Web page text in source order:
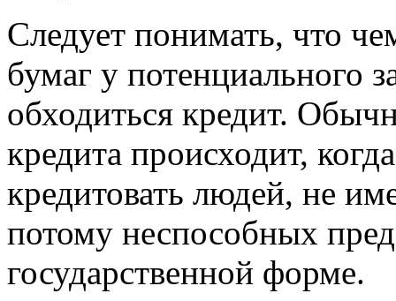
Следует понимать, что
бумаг у потенциального
обходиться кредит.
кредита происходит,
кредитовать людей, не
потому неспособных
государственной форме.